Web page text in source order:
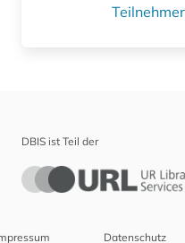
DBIS ist Teil der
Datenschutz